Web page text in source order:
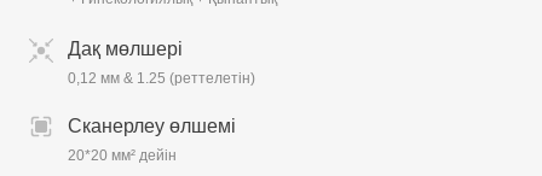
Дақ мөлшері
0,12 мм & 1.25 (реттелетін)
Сканерлеу өлшемі
20*20 мм² дейін